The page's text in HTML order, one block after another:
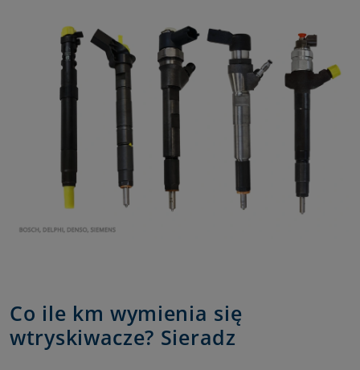
Co ile km wymienia się
wtryskiwacze? Sieradz